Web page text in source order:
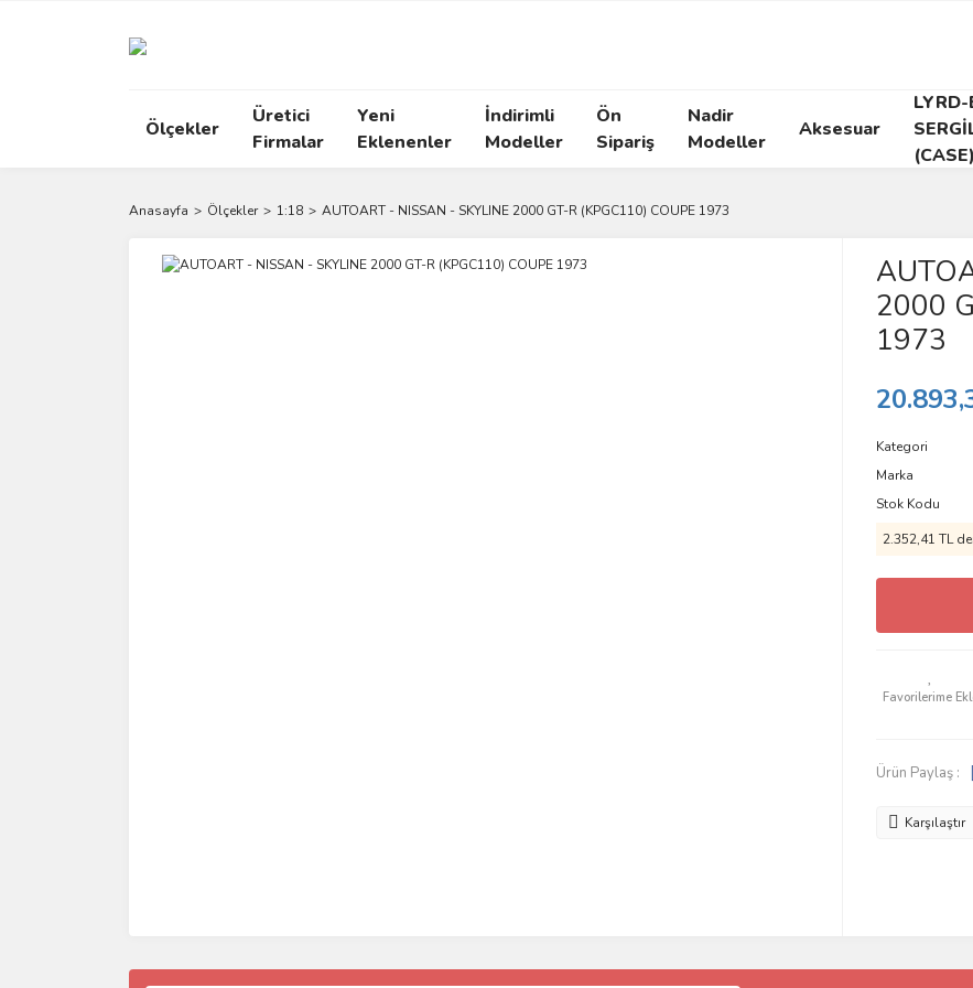
Ölçekler
Üretici
Firmalar
Yeni
Eklenenler
İndirimli
Modeller
Ön
Sipariş
Nadir
Modeller
Aksesuar
LYRD-
(CASE)
Anasayfa Ölçekler 1:18 AUTOART - NISSAN - SKYLINE 2000 GT-R (KPGC110) COUPE 1973
2000
1973
Kategori
Marka
Stok Kodu
2.352,41 TL
Ürün Paylaş :
Karşılaştır